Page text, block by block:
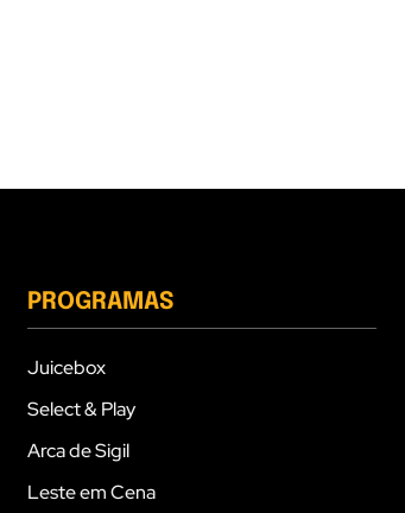
PROGRAMAS
Juicebox
Select & Play
Arca de Sigil
Leste em Cena